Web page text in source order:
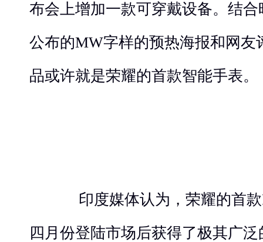
布会上增加一款可穿戴设备。结
公布的MW字样的预热海报和网友
品或许就是荣耀的首款智能手表。
印度媒体认为，荣耀的首款
四月份登陆市场后获得了极其广